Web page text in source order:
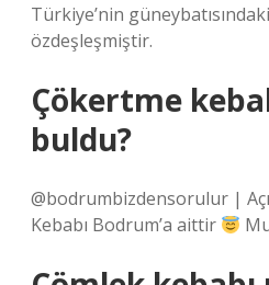
Türkiye’nin
özdeşleşmiştir.
Çökertme
buldu?
@bodrumbizdensorulur |
Kebabı Bodrum’a aittir